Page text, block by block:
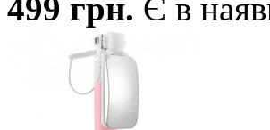
499 грн. Є в